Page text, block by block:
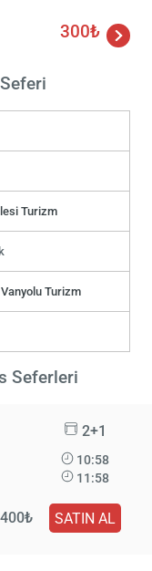
300₺
Turizm
Turizm
Seferleri
2+1
10:58
11:58
400₺ SATIN AL